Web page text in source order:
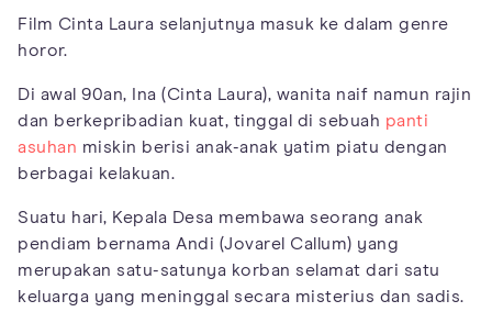
Film Cinta Laura selanjutnya masuk ke dalam genre
horor.
Di awal 90an, Ina (Cinta Laura), wanita naif namun rajin
dan berkepribadian kuat, tinggal di sebuah panti
asuhan miskin berisi anak-anak yatim piatu dengan
berbagai kelakuan.
Suatu hari, Kepala Desa membawa seorang anak
pendiam bernama Andi (Jovarel Callum) yang
merupakan satu-satunya korban selamat dari satu
keluarga yang meninggal secara misterius dan sadis.